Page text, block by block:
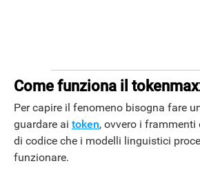
Come funziona il
Per capire il fenomeno bisogna fare
guardare ai token, ovvero i
di codice che i modelli linguistici
funzionare.